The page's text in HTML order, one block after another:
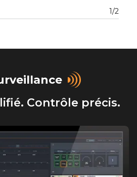
1/2
Contrôle précis.